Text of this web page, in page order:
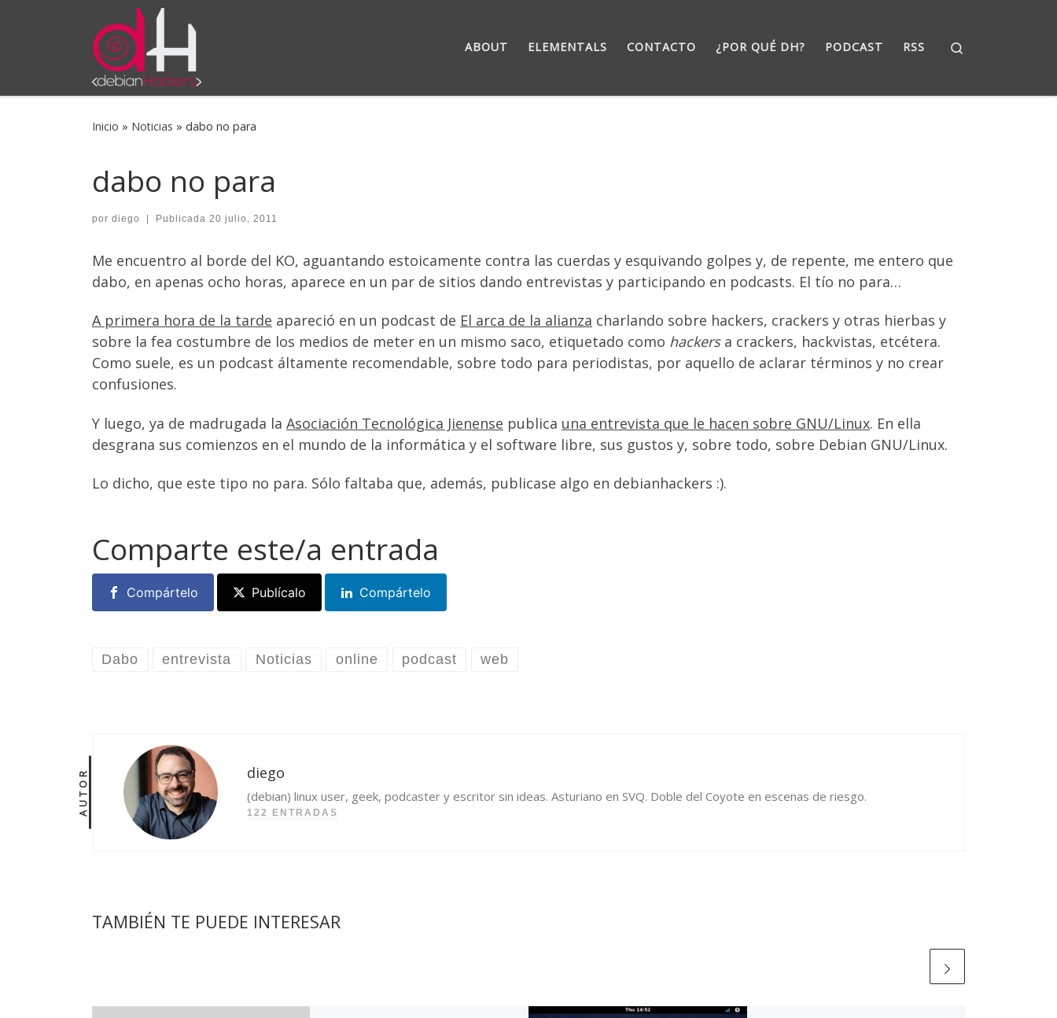
Saltar al contenido
ABOUT ELEMENTALS CONTACTO ¿POR QUÉ DH? PODCAST RSS
Inicio » Noticias » dabo no para
dabo no para
por diego Publicada 20 julio, 2011
Me encuentro al borde del KO, aguantando estoicamente contra las cuerdas y esquivando golpes y, de repente, me entero que
dabo, en apenas ocho horas, aparece en un par de sitios dando entrevistas y participando en podcasts. El tío no para…
A primera hora de la tarde apareció en un podcast de El arca de la alianza charlando sobre hackers, crackers y otras hierbas y
sobre la fea costumbre de los medios de meter en un mismo saco, etiquetado como hackersa crackers, hackvistas, etcétera.
Como suele, es un podcast áltamente recomendable, sobre todo para periodistas, por aquello de aclarar términos y no crear
confusiones.
Y luego, ya de madrugada la Asociación Tecnológica Jienense publica una entrevista que le hacen sobre GNU/Linux. En ella
desgrana sus comienzos en el mundo de la informática y el software libre, sus gustos y, sobre todo, sobre Debian GNU/Linux.
Lo dicho, que este tipo no para. Sólo faltaba que, además, publicase algo en debianhackers :).
Comparte este/a entrada
Compártelo Publícalo Compártelo
Dabo entrevista Noticias online podcast web
AUTOR diego
(debian) linux user, geek, podcaster y escritor sin ideas. Asturiano en SVQ. Doble del Coyote en escenas de riesgo.
122 ENTRADAS
TAMBIÉN TE PUEDE INTERESAR